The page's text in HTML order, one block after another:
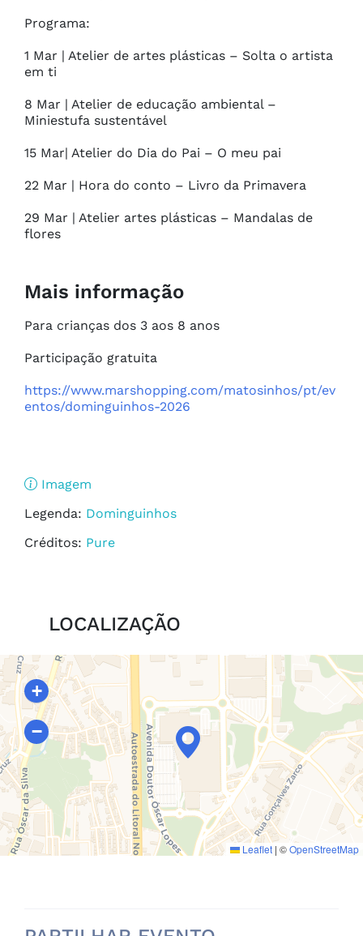
Programa:
1 Mar | Atelier de artes plásticas – Solta o artista
em ti
8 Mar | Atelier de educação ambiental –
Miniestufa sustentável
15 Mar| Atelier do Dia do Pai – O meu pai
22 Mar | Hora do conto – Livro da Primavera
29 Mar | Atelier artes plásticas – Mandalas de
flores
Mais informação
Para crianças dos 3 aos 8 anos
Participação gratuita
https://www.marshopping.com/matosinhos/pt/ev
entos/dominguinhos-2026
Imagem
Legenda: Dominguinhos
Créditos: Pure
LOCALIZAÇÃO
+
−
Leaflet | ©OpenStreetMap